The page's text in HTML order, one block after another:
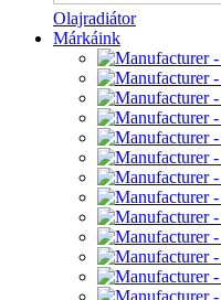
Olajradiátor
Márkáink